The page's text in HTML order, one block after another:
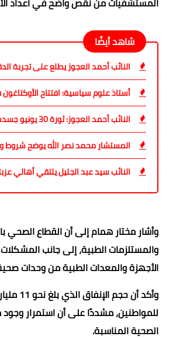
شاهد أيضًا
النائب أحمد العجوز يطلع على تجربة
أستاذ علوم سياسية: افتتاح الأوكتاغون في ذكرى 30 يونيو يعكس قوة الدولة
النائب أحمد العجوز: ثورة 30 يونيو جسدت وحدة المصريين في مواجهة التحديات
المستشار محمد نصر الله يوضح شروط
النائب سيد عبد الجليل يلتقي أهالي
وأشار مختار همام إلى أن القطاع الصحي
والمستلزمات الطبية، إلى جانب
الأجهزة والمعدات الطبية من وحدات
للمواطنين، مشددًا على أن استمرار
الصحية المناسبة.